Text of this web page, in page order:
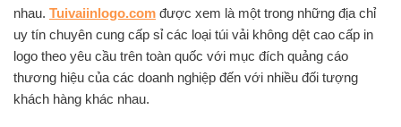
nhau. Tuivaiinlogo.com được xem là một trong những địa chỉ
uy tín chuyên cung cấp sỉ các loại túi vải không dệt cao cấp in
logo theo yêu cầu trên toàn quốc với mục đích quảng cáo
thương hiệu của các doanh nghiệp đến với nhiều đối tượng
khách hàng khác nhau.